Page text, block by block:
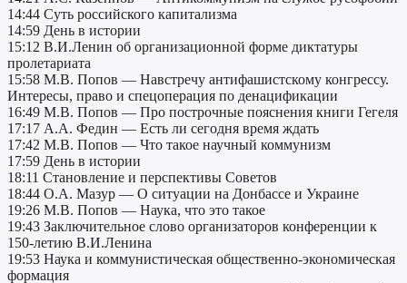
14:44 Суть российского капитализма
14:59 День в истории
15:12 В.И.Ленин об организационной форме диктатуры
пролетариата
15:58 М.В. Попов — Навстречу антифашистскому конгрессу.
Интересы, право и спецоперация по денацификации
16:49 М.В. Попов — Про построчные пояснения книги Гегеля
17:17 А.А. Федин — Есть ли сегодня время ждать
17:42 М.В. Попов — Что такое научный коммунизм
17:59 День в истории
18:11 Становление и перспективы Советов
18:44 О.А. Мазур — О ситуации на Донбассе и Украине
19:26 М.В. Попов — Наука, что это такое
19:43 Заключительное слово организаторов конференции к
150-летию В.И.Ленина
19:53 Наука и коммунистическая общественно-экономическая
формация